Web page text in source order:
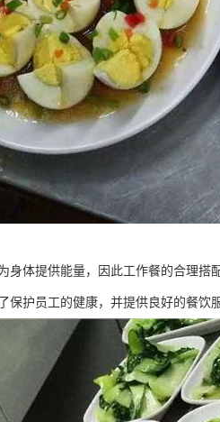
身体提供能量，因此工作餐的合理
保护员工的健康，并提供良好的餐饮